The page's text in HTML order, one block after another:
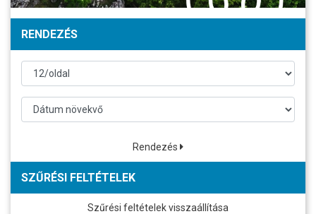
RENDEZÉS
Rendezés
SZŰRÉSI FELTÉTELEK
Szűrési feltételek visszaállítása